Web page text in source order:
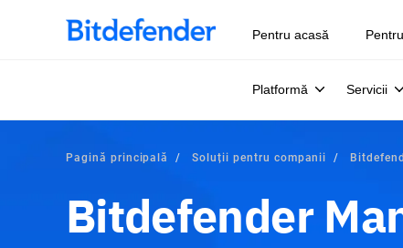
Pentru acasă
Platformă Servicii
Pagină principală Soluții pentru companii
Bitdefender